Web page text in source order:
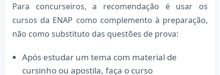
Para concurseiros, a recomendação é usar os
cursos da ENAP como complemento à preparação,
não como substituto das questões de prova:
Após estudar um tema com material de
cursinho ou apostila, faça o curso